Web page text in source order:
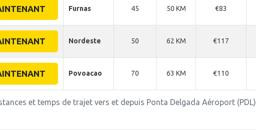
Furnas 45 50 KM €83
Nordeste 50 62 KM €117
Povoacao 70 63 KM €110
et temps de trajet vers et depuis Ponta Delgada Aéroport (PDL)